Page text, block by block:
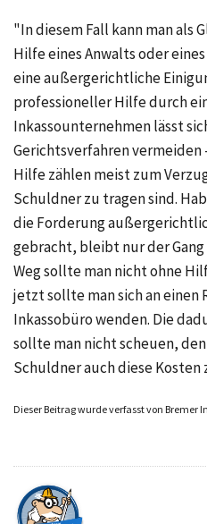
"In diesem Fall kann man als
Hilfe eines Anwalts oder
eine außergerichtliche
professioneller Hilfe durch
Inkassounternehmen lässt
Gerichtsverfahren vermeiden
Hilfe zählen meist zum
Schuldner zu tragen sind.
die Forderung
gebracht, bleibt nur der
Weg sollte man nicht ohne
jetzt sollte man sich an einen
Inkassobüro wenden. Die
sollte man nicht scheuen,
Schuldner auch diese Kosten
Dieser Beitrag wurde verfasst von Bremer